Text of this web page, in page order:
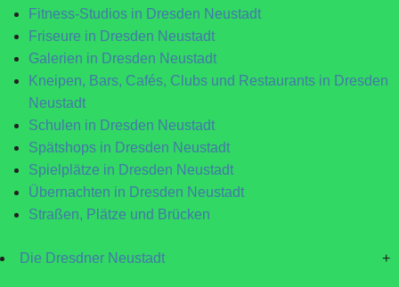
Fitness-Studios in Dresden Neustadt
Friseure in Dresden Neustadt
Galerien in Dresden Neustadt
Kneipen, Bars, Cafés, Clubs und Restaurants in Dresden
Neustadt
Schulen in Dresden Neustadt
Spätshops in Dresden Neustadt
Spielplätze in Dresden Neustadt
Übernachten in Dresden Neustadt
Straßen, Plätze und Brücken
Die Dresdner Neustadt +